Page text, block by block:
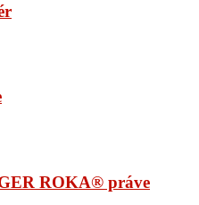
ROKA® práve